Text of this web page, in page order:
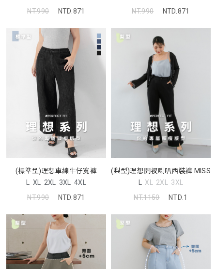
NT.990
NTD.871
NT.990
NTD.871
(標準型)理想車線牛仔寬褲
L XL 2XL 3XL 4XL
NT.990
NTD.871
(梨型)理想開衩喇叭西裝褲 MISS
L XL 2XL 3XL
NT.1150
NTD.1